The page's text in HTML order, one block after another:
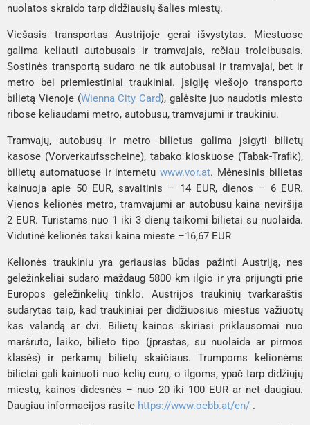
nuolatos skraido tarp didžiausių šalies miestų.
Viešasis transportas Austrijoje gerai išvystytas. Miestuose
galima keliauti autobusais ir tramvajais, rečiau troleibusais.
Sostinės transportą sudaro ne tik autobusai ir tramvajai, bet ir
metro bei priemiestiniai traukiniai. Įsigiję viešojo transporto
bilietą Vienoje (Wienna City Card), galėsite juo naudotis miesto
ribose keliaudami metro, autobusu, tramvajumi ir traukiniu.
Tramvajų, autobusų ir metro bilietus galima įsigyti bilietų
kasose (Vorverkaufsscheine), tabako kioskuose (Tabak-Trafik),
bilietų automatuose ir internetuwww.vor.at. Mėnesinis bilietas
kainuoja apie 50 EUR, savaitinis – 14 EUR, dienos – 6 EUR.
Vienos kelionės metro, tramvajumi ar autobusu kaina neviršija
2 EUR. Turistams nuo 1 iki 3 dienų taikomi bilietai su nuolaida.
Vidutinė kelionės taksi kaina mieste –16,67 EUR
Kelionės traukiniu yra geriausias būdas pažinti Austriją, nes
geležinkeliai sudaro maždaug 5800 km ilgio ir yra prijungti prie
Europos geležinkelių tinklo. Austrijos traukinių tvarkaraštis
sudarytas taip, kad traukiniai per didžiuosius miestus važiuotų
kas valandą ar dvi. Bilietų kainos skiriasi priklausomai nuo
maršruto, laiko, bilieto tipo (įprastas, su nuolaida ar pirmos
klasės) ir perkamų bilietų skaičiaus. Trumpoms kelionėms
bilietai gali kainuoti nuo kelių eurų, o ilgoms, ypač tarp didžiųjų
miestų, kainos didesnės – nuo 20 iki 100 EUR ar net daugiau.
Daugiau informacijos rasite https://www.oebb.at/en/ .